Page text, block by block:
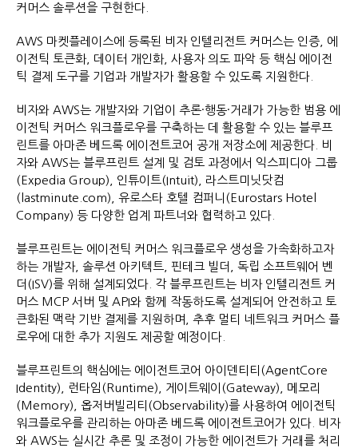
커머스 솔루션을 구현한다.
AWS 마켓플레이스에 등록된 비자 인텔리전트 커머스는 인증, 에
이전틱 토큰화, 데이터 개인화, 사용자 의도 파악 등 핵심 에이전
틱 결제 도구를 기업과 개발자가 활용할 수 있도록 지원한다.
비자와 AWS는 개발자와 기업이 추론·행동·거래가 가능한 범용 에
이전틱 커머스 워크플로우를 구축하는 데 활용할 수 있는 블루프
린트를 아마존 베드록 에이전트코어 공개 저장소에 제공한다. 비
자와 AWS는 블루프린트 설계 및 검토 과정에서 익스피디아 그룹
(Expedia Group), 인튜이트(Intuit), 라스트미닛닷컴
(lastminute.com), 유로스타 호텔 컴퍼니(Eurostars Hotel
Company) 등 다양한 업계 파트너와 협력하고 있다.
블루프린트는 에이전틱 커머스 워크플로우 생성을 가속화하고자
하는 개발자, 솔루션 아키텍트, 핀테크 빌더, 독립 소프트웨어 벤
더(ISV)를 위해 설계되었다. 각 블루프린트는 비자 인텔리전트 커
머스 MCP 서버 및 API와 함께 작동하도록 설계되어 안전하고 토
큰화된 맥락 기반 결제를 지원하며, 추후 멀티 네트워크 커머스 플
로우에 대한 추가 지원도 제공할 예정이다.
블루프린트의 핵심에는 에이전트코어 아이덴티티(AgentCore
Identity), 런타임(Runtime), 게이트웨이(Gateway), 메모리
(Memory), 옵저버빌리티(Observability)를 사용하여 에이전틱
워크플로우를 관리하는 아마존 베드록 에이전트코어가 있다. 비자
와 AWS는 실시간 추론 및 조정이 가능한 에이전트가 거래를 처리